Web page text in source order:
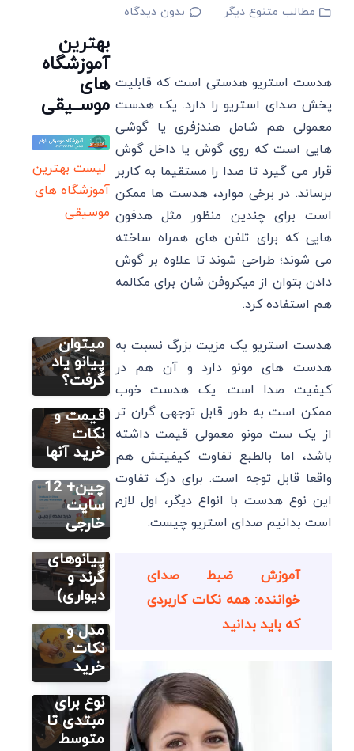
مطالب متنوع دیگر
بدون دیدگاه
هدست استریو هدستی است که قابلیت
پخش صدای استریو را دارد. یک هدست
معمولی هم شامل هندزفری یا گوشی
هایی است که روی گوش یا داخل گوش
قرار می گیرد تا صدا را مستقیما به کاربر
برساند. در برخی موارد، هدست ‌ها ممکن
است برای چندین منظور مثل هدفون
هایی که برای تلفن های همراه ساخته
می شوند؛ طراحی شوند تا علاوه بر گوش
دادن بتوان از میکروفن شان برای مکالمه
هم استفاده کرد.
هدست استریو یک مزیت بزرگ نسبت به
هدست ‌های مونو دارد و آن هم در
کیفیت صدا است. یک هدست خوب
ممکن است به طور قابل توجهی گران تر
از یک ست مونو معمولی قیمت داشته
باشد، اما بالطبع تفاوت کیفیتش هم
واقعا قابل توجه است. برای درک تفاوت
این نوع هدست با انواع دیگر، اول لازم
است بدانیم صدای استریو چیست.
آموزش ضبط صدای
خواننده: همه نکات کاربردی
که باید بدانید
بهترین
آموزشگاه
های
موســیقی
لیست بهترین
آموزشگاه های
موسیقی
میتوان
پیانو یاد
گرفت؟
سنتور
6 بهترین
میز
سنتور+
قیمت و
نکات
خرید آنها
مطالب متنوع
دیگر
مراحل و
نکات
خرید
عمده از
چین+ 12
سایت
خارجی
مطالب متنوع
دیگر
مدل های
پیانو
یاماها
(معرفی 8
تا از
بهترین
پیانوهای
گرند و
دیواری)
آموزش عود و
بربط
راهنمای
خرید ساز
عود بربط:
3 بهترین
مدل و
نکات
خرید
آموزش آنلاین
دیوان
راهنمای
خرید
باغلاما: 4
بهترین
نوع برای
مبتدی تا
متوسط